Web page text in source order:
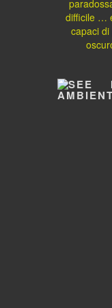
difficile …
capaci